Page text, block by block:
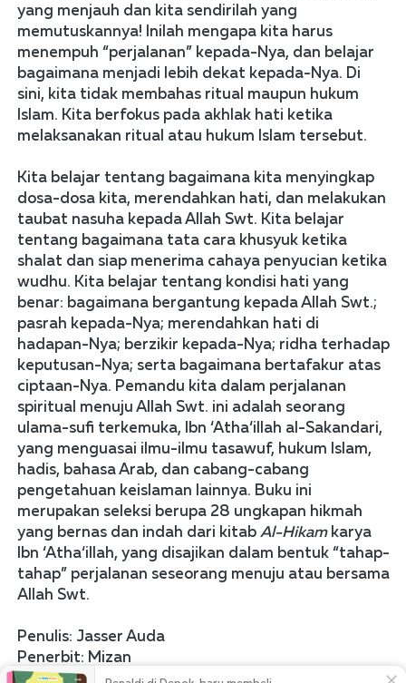
yang menjauh dan kita sendirilah yang
memutuskannya! Inilah mengapa kita harus
menempuh “perjalanan” kepada-Nya, dan belajar
bagaimana menjadi lebih dekat kepada-Nya. Di
sini, kita tidak membahas ritual maupun hukum
Islam. Kita berfokus pada akhlak hati ketika
melaksanakan ritual atau hukum Islam tersebut.
Kita belajar tentang bagaimana kita menyingkap
dosa-dosa kita, merendahkan hati, dan melakukan
taubat nasuha kepada Allah Swt. Kita belajar
tentang bagaimana tata cara khusyuk ketika
shalat dan siap menerima cahaya penyucian ketika
wudhu. Kita belajar tentang kondisi hati yang
benar: bagaimana bergantung kepada Allah Swt.;
pasrah kepada-Nya; merendahkan hati di
hadapan-Nya; berzikir kepada-Nya; ridha terhadap
keputusan-Nya; serta bagaimana bertafakur atas
ciptaan-Nya. Pemandu kita dalam perjalanan
spiritual menuju Allah Swt. ini adalah seorang
ulama-sufi terkemuka, Ibn ‘Atha‘illah al-Sakandari,
yang menguasai ilmu-ilmu tasawuf, hukum Islam,
hadis, bahasa Arab, dan cabang-cabang
pengetahuan keislaman lainnya. Buku ini
merupakan seleksi berupa 28 ungkapan hikmah
yang bernas dan indah dari kitab Al-Hikam karya
Ibn ‘Atha‘illah, yang disajikan dalam bentuk “tahap-
tahap” perjalanan seseorang menuju atau bersama
Allah Swt.
Penulis: Jasser Auda
Penerbit: Mizan
Tahun: 2014